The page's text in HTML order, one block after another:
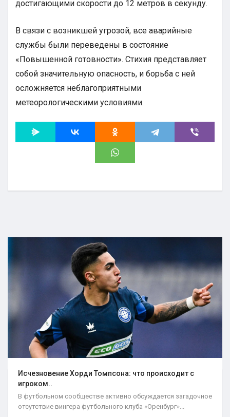
достигающими скорости до 12 метров в секунду.
В связи с возникшей угрозой, все аварийные
службы были переведены в состояние
«Повышенной готовности». Стихия представляет
собой значительную опасность, и борьба с ней
осложняется неблагоприятными
метеорологическими условиями.
Исчезновение Хорди Томпсона: что происходит с
игроком..
В футбольном сообществе активно обсуждается загадочное
отсутствие вингера футбольного клуба «Оренбург»...